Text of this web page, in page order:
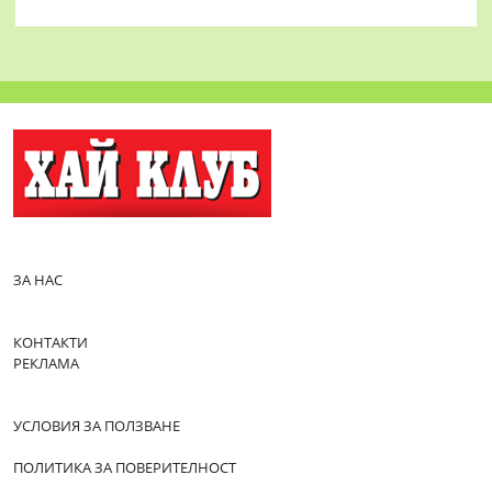
ЗА НАС
КОНТАКТИ
РЕКЛАМА
УСЛОВИЯ ЗА ПОЛЗВАНЕ
ПОЛИТИКА ЗА ПОВЕРИТЕЛНОСТ